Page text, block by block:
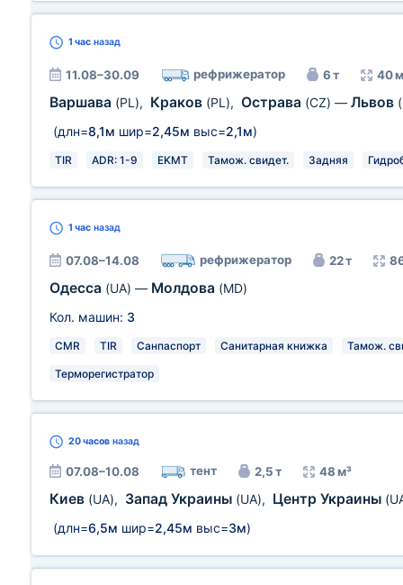
1 час назад
11.08–30.09 рефрижератор 6 т 40
Варшава (PL), Краков (PL), Острава (CZ) — Львов
(длн=8,1м шир=2,45м выс=2,1м)
TIR ADR: 1-9 EKMT Тамож. свидет. Задняя
1 час назад
07.08–14.08 рефрижератор 22 т
Одесса (UA) — Молдова (MD)
Кол. машин: 3
CMR TIR Санпаспорт Санитарная книжка Тамож.
Терморегистратор
20 часов назад
07.08–10.08 тент 2,5 т 48 м³
Киев (UA), Запад Украины (UA), Центр Украины
(длн=6,5м шир=2,45м выс=3м)